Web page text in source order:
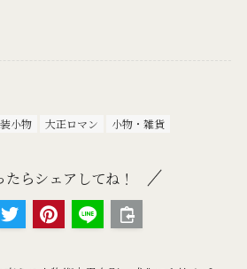
小物 大正ロマン 小物・雑貨
たらシェアしてね！